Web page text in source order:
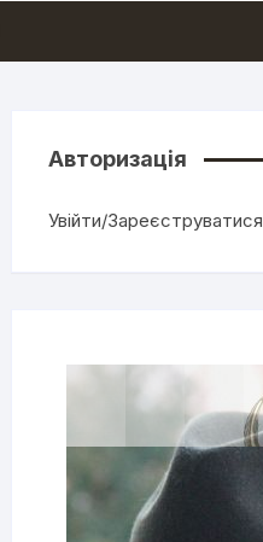
Авторизація
Увійти/Зареєструватися